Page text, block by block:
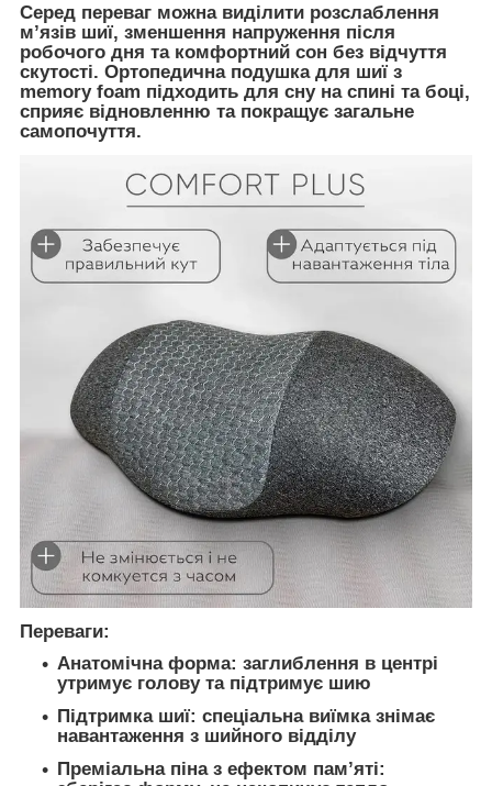
Серед переваг можна виділити розслаблення
м’язів шиї, зменшення напруження після
робочого дня та комфортний сон без відчуття
скутості. Ортопедична подушка для шиї з
memory foam підходить для сну на спині та боці,
сприяє відновленню та покращує загальне
самопочуття.
Переваги:
Анатомічна форма: заглиблення в центрі
утримує голову та підтримує шию
Підтримка шиї: спеціальна виїмка знімає
навантаження з шийного відділу
Преміальна піна з ефектом пам’яті: